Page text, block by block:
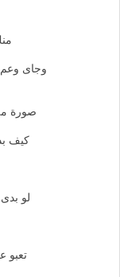
وجاى
صورة
كيف
لو
تعبو